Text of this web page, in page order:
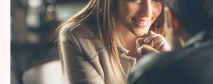
Seriály
Horoskopy